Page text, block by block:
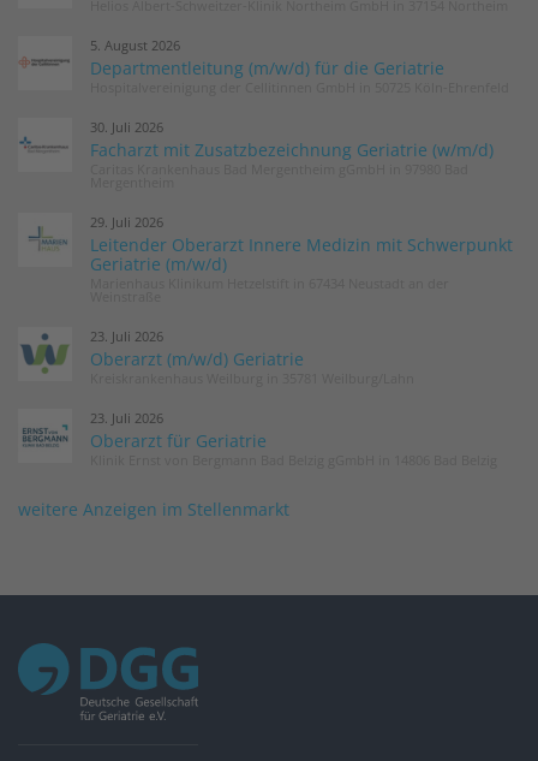
5. August 2026
Departmentleitung (m/w/d) für die Geriatrie
30. Juli 2026
Facharzt mit Zusatzbezeichnung Geriatrie (w/m/d)
29. Juli 2026
Leitender Oberarzt Innere Medizin mit Schwerpunkt
Geriatrie (m/w/d)
23. Juli 2026
Oberarzt (m/w/d) Geriatrie
23. Juli 2026
Oberarzt für Geriatrie
weitere Anzeigen im Stellenmarkt